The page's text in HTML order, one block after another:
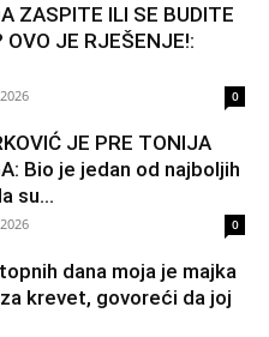
ZASPITE ILI SE BUDITE
OVO JE RJEŠENJE!:
0
JE PRE TONIJA
Bio je jedan od najboljih
su...
0
dana moja je majka
krevet, govoreći da joj